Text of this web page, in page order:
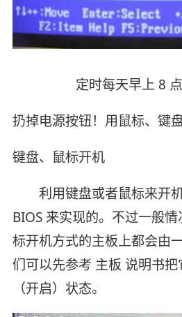
定时每天早上 8
扔掉电源按钮！用鼠标、键
键盘、鼠标开机
利用键盘或者鼠标来开机
BIOS 来实现的。不过一般
标开机方式的主板上都会由
们可以先参考 主板 说明书
（开启）状态。